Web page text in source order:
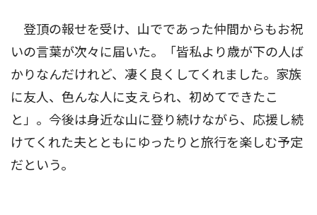
登頂の報せを受け、山でであった仲間からもお祝
いの言葉が次々に届いた。「皆私より歳が下の人ば
かりなんだけれど、凄く良くしてくれました。家族
に友人、色んな人に支えられ、初めてできたこ
と」。今後は身近な山に登り続けながら、応援し続
けてくれた夫とともにゆったりと旅行を楽しむ予定
だという。